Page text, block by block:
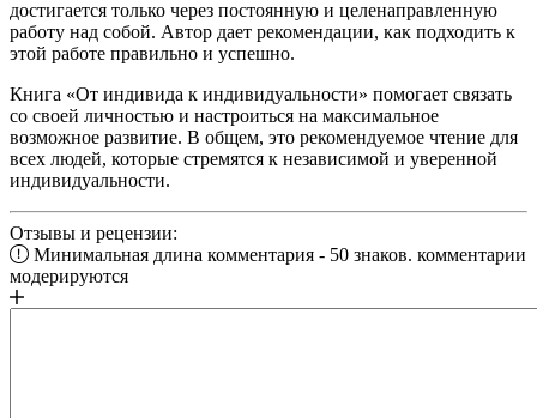
достигается только через постоянную и целенаправленную
работу над собой. Автор дает рекомендации, как подходить к
этой работе правильно и успешно.
Книга «От индивида к индивидуальности» помогает связать
со своей личностью и настроиться на максимальное
возможное развитие. В общем, это рекомендуемое чтение для
всех людей, которые стремятся к независимой и уверенной
индивидуальности.
Отзывы и рецензии:
Минимальная длина комментария - 50 знаков. комментарии
модерируются